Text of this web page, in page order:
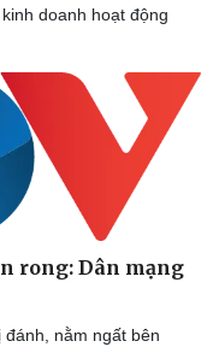
nghệ
điệu
nghệ
nghiệm
đổi số
doanh hoạt động
rong: Dân mạng
nằm ngất bên